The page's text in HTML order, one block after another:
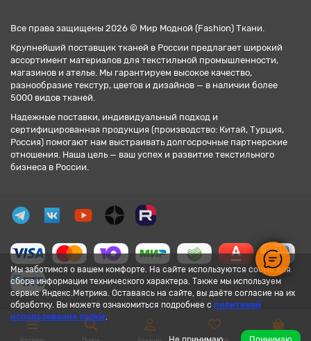
Мы заботимся о вашем комфорте. На сайте используются cookie для
сбора информации технического характера. Также мы используем
сервис Яндекс.Метрика. Оставаясь на сайте, вы даёте согласие на их
обработку. Вы можете ознакомиться подробнее с политикой
использования cookie.
Все права защищены 2026 © Мир Модной (Fashion) Ткани.
Крупнейший поставщик тканей в России предлагает широкий
ассортимент материалов для текстильной промышленности,
магазинов и ателье. Мы гарантируем высокое качество,
разнообразие текстур, цветов и дизайнов — в наличии более
5000 видов тканей.
Надежные поставки, индивидуальный подход и
сертифицированная продукция (производство: Китай, Турция,
Россия) помогают нам выстраивать долгосрочные партнерские
отношения. Наша цель — ваш успех и развитие текстильного
бизнеса в России.